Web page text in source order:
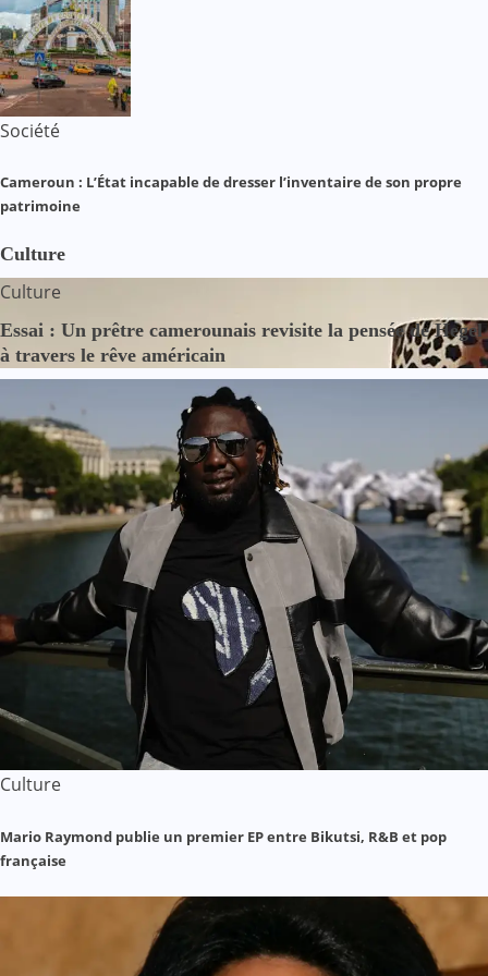
Société
Cameroun : L’État incapable de dresser l’inventaire de son propre
patrimoine
Culture
Culture
Essai : Un prêtre camerounais revisite la pensée de Hegel
à travers le rêve américain
Culture
Mario Raymond publie un premier EP entre Bikutsi, R&B et pop
française